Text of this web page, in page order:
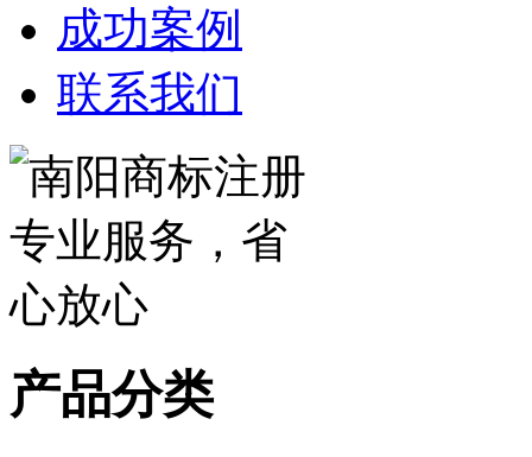
成功案例
联系我们
产品分类